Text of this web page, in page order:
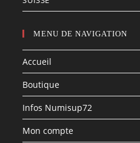
MENU DE NAVIGATION
Accueil
Boutique
Infos Numisup72
Mon compte